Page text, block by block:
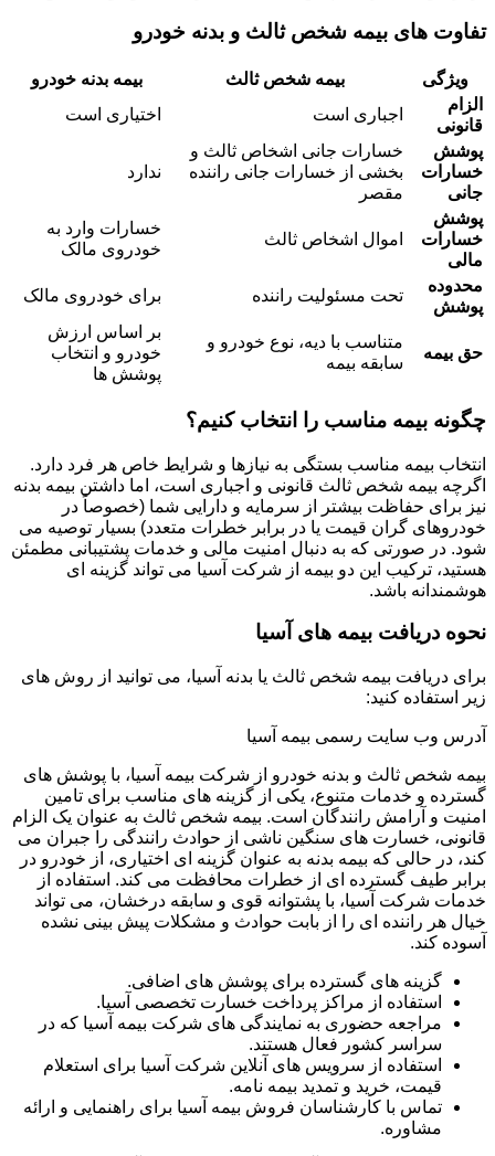
تفاوت های بیمه شخص ثالث و بدنه خودرو
ویژگی بیمه شخص ثالث
بیمه بدنه خودرو
الزام
قانونی
اجباری است
اختیاری است
پوشش
خسارات
جانی
خسارات جانی اشخاص ثالث و
بخشی از خسارات جانی راننده
مقصر
ندارد
پوشش
خسارات
مالی
اموال اشخاص ثالث
خسارات وارد به
خودروی مالک
محدوده
پوشش
تحت مسئولیت راننده برای خودروی مالک
حق بیمه
متناسب با دیه، نوع خودرو و
سابقه بیمه
بر اساس ارزش
خودرو و انتخاب
پوشش ها
چگونه بیمه مناسب را انتخاب کنیم؟
انتخاب بیمه مناسب بستگی به نیازها و شرایط خاص هر فرد دارد.
اگرچه بیمه شخص ثالث قانونی و اجباری است، اما داشتن بیمه بدنه
نیز برای حفاظت بیشتر از سرمایه و دارایی شما (خصوصاً در
خودروهای گران قیمت یا در برابر خطرات متعدد) بسیار توصیه می
شود. در صورتی که به دنبال امنیت مالی و خدمات پشتیبانی مطمئن
هستید، ترکیب این دو بیمه از شرکت آسیا می تواند گزینه ای
هوشمندانه باشد.
نحوه دریافت بیمه های آسیا
برای دریافت بیمه شخص ثالث یا بدنه آسیا، می توانید از روش های
زیر استفاده کنید:
آدرس وب سایت رسمی بیمه آسیا
بیمه شخص ثالث و بدنه خودرو از شرکت بیمه آسیا، با پوشش های
گسترده و خدمات متنوع، یکی از گزینه های مناسب برای تامین
امنیت و آرامش رانندگان است. بیمه شخص ثالث به عنوان یک الزام
قانونی، خسارت های سنگین ناشی از حوادث رانندگی را جبران می
کند، در حالی که بیمه بدنه به عنوان گزینه ای اختیاری، از خودرو در
برابر طیف گسترده ای از خطرات محافظت می کند. استفاده از
خدمات شرکت آسیا، با پشتوانه قوی و سابقه درخشان، می تواند
خیال هر راننده ای را از بابت حوادث و مشکلات پیش بینی نشده
آسوده کند.
گزینه های گسترده برای پوشش های اضافی.
استفاده از مراکز پرداخت خسارت تخصصی آسیا.
مراجعه حضوری به نمایندگی های شرکت بیمه آسیا که در
سراسر کشور فعال هستند.
استفاده از سرویس های آنلاین شرکت آسیا برای استعلام
قیمت، خرید و تمدید بیمه نامه.
تماس با کارشناسان فروش بیمه آسیا برای راهنمایی و ارائه
مشاوره.